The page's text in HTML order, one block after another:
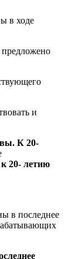
в ходе
и
К 20-
к 20- летию
в последнее